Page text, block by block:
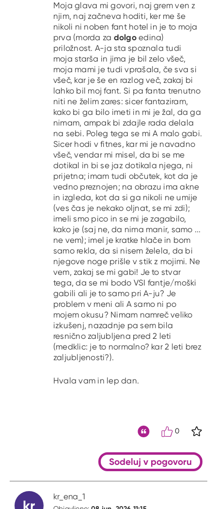
Moja glava mi govori, naj grem ven z
njim, naj začneva hoditi, ker me še
nikoli ni noben fant hotel in je to moja
prva (morda za dolgoedina)
priložnost. A-ja sta spoznala tudi
moja starša in jima je bil zelo všeč,
moja mami je tudi vprašala, če sva si
všeč, kar je še en razlog več, zakaj bi
lahko bil moj fant. Si pa fanta trenutno
niti ne želim zares: sicer fantaziram,
kako bi ga bilo imeti in mi je žal, da ga
nimam, ampak bi zdajle rada delala
na sebi. Poleg tega se mi A malo gabi.
Sicer hodi v fitnes, kar mi je navadno
všeč, vendar mi misel, da bi se me
dotikal in bi se jaz dotikala njega, ni
prijetna; imam tudi občutek, kot da je
vedno preznojen; na obrazu ima akne
in izgleda, kot da si ga nikoli ne umije
(ves čas je nekako oljnat, se mi zdi);
imeli smo pico in se mi je zagabilo,
kako je (saj ne, da nima manir, samo ...
ne vem); imel je kratke hlače in bom
samo rekla, da si nisem želela, da bi
njegove noge prišle v stik z mojimi. Ne
vem, zakaj se mi gabi! Je to stvar
tega, da se mi bodo VSI fantje/moški
gabili ali je to samo pri A-ju? Je
problem v meni ali A samo ni po
mojem okusu? Nimam namreč veliko
izkušenj, nazadnje pa sem bila
resnično zaljubljena pred 2 leti
(medklic: je to normalno? kar 2 leti brez
zaljubljenosti?).
Hvala vam in lep dan.
0
Sodeluj v pogovoru
kr_ena_1